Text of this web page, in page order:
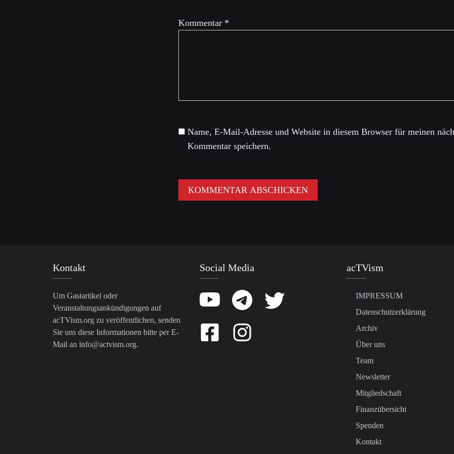
Kommentar *
Name, E-Mail-Adresse und Website in diesem Browser für meinen
Kommentar speichern.
Kontakt
Um Gastartikel oder
Veranstaltungsankündigungen auf
acTVism.org zu veröffentlichen, senden
Sie uns diese Informationen bitte per E-
Mail an info@actvism.org.
Social Media acTVism
IMPRESSUM
Datenschutzerklärung
Archiv
Über uns
Team
Newsletter
Mitgliedschaft
Finanzübersicht
Spenden
Kontakt